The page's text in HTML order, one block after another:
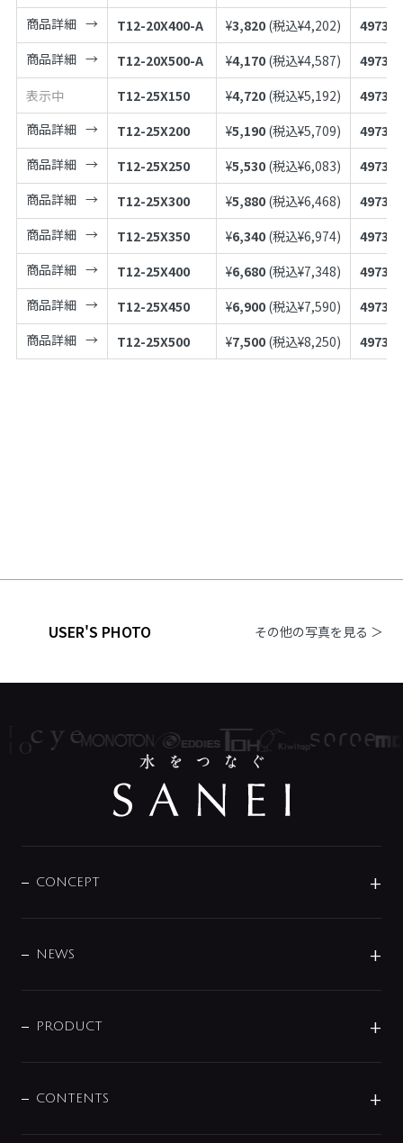
商品詳細
T12-20X400-A ¥3,820 (税込¥4,202)
商品詳細
T12-20X500-A ¥4,170 (税込¥4,587)
表示中
T12-25X150 ¥4,720 (税込¥5,192)
商品詳細
T12-25X200 ¥5,190 (税込¥5,709)
商品詳細
T12-25X250 ¥5,530 (税込¥6,083)
商品詳細
T12-25X300 ¥5,880 (税込¥6,468)
商品詳細
T12-25X350 ¥6,340 (税込¥6,974)
商品詳細
T12-25X400 ¥6,680 (税込¥7,348)
商品詳細
T12-25X450 ¥6,900 (税込¥7,590)
商品詳細
T12-25X500 ¥7,500 (税込¥8,250)
USER'S PHOTO その他の写真を見る ＞
CONCEPT
DESIGN
NEWS
商品に関して
その他
PRODUCT
センサー・タッチ水栓
CONTENTS